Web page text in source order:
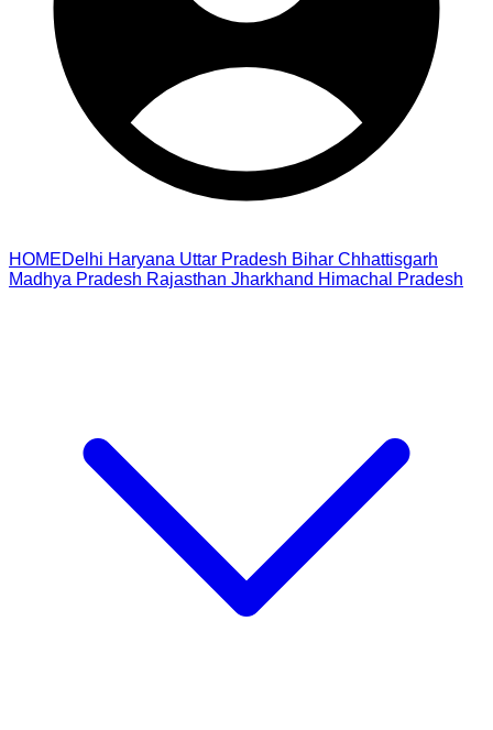
HOMEDelhi Haryana Uttar Pradesh Bihar Chhattisgarh
Madhya Pradesh Rajasthan Jharkhand Himachal Pradesh